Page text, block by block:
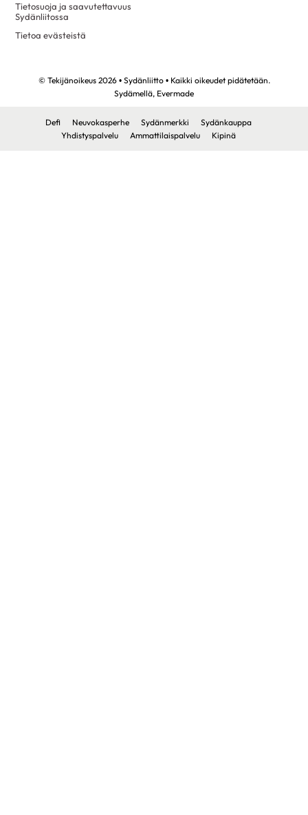
Tietosuoja ja saavutettavuus
Sydänliitossa
Tietoa evästeistä
© Tekijänoikeus 2026 • Sydänliitto • Kaikki oikeudet pidätetään.
Sydämellä, Evermade
Defi Neuvokasperhe Sydänmerkki
Sydänkauppa
Yhdistyspalvelu
Ammattilaispalvelu Kipinä